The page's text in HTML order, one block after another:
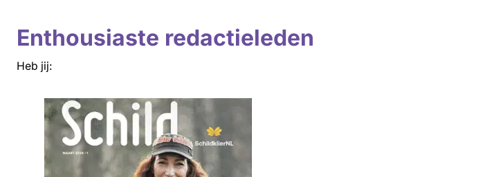
Enthousiaste redactieleden
Heb jij: